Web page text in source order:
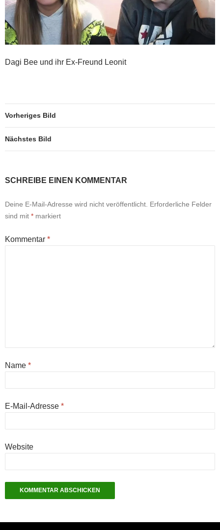
Dagi Bee und ihr Ex-Freund Leonit
Vorheriges Bild
Nächstes Bild
SCHREIBE EINEN KOMMENTAR
Deine E-Mail-Adresse wird nicht veröffentlicht. Erforderliche Felder
sind mit * markiert
Kommentar *
Name *
E-Mail-Adresse *
Website